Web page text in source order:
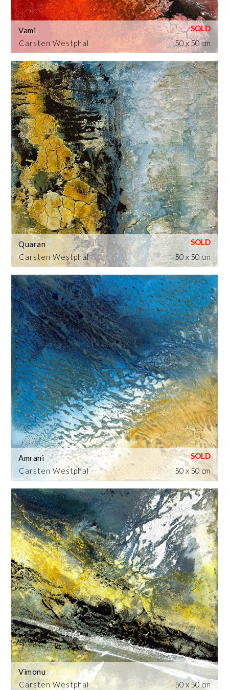
Carsten Westphal
Vami
50 x 50 cm
Carsten Westphal
Quaran
50 x 50 cm
Carsten Westphal
Amrani
50 x 50 cm
Carsten Westphal
Vimonu
50 x 50 cm